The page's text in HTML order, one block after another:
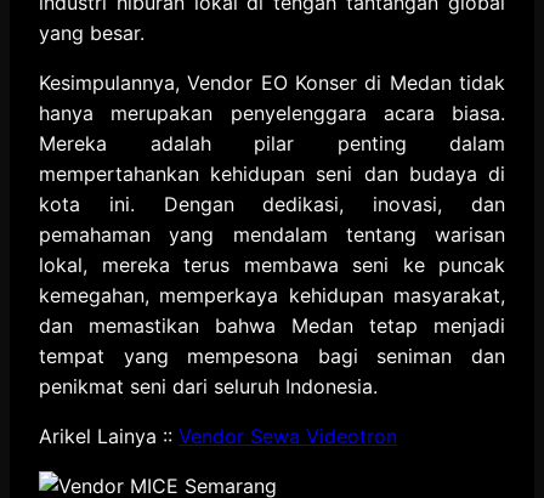
yang besar.
Kesimpulannya, Vendor EO Konser di Medan tidak
hanya merupakan penyelenggara acara biasa.
Mereka adalah pilar penting dalam
mempertahankan kehidupan seni dan budaya di
kota ini. Dengan dedikasi, inovasi, dan
pemahaman yang mendalam tentang warisan
lokal, mereka terus membawa seni ke puncak
kemegahan, memperkaya kehidupan masyarakat,
dan memastikan bahwa Medan tetap menjadi
tempat yang mempesona bagi seniman dan
penikmat seni dari seluruh Indonesia.
Arikel Lainya :: Vendor Sewa Videotron